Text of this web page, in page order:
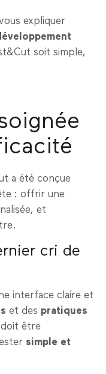
expliquer
soit simple,
a été conçue
: offrir une
et
cri de
interface claire et
et des pratiques
doit être
simple et